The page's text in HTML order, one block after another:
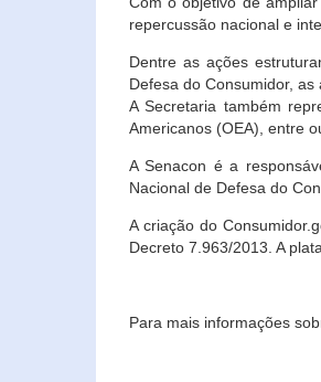
repercussão nacional e
Dentre as ações
Defesa do Consumidor,
A Secretaria também
Americanos (OEA), entre
A Senacon é a
Nacional de Defesa do
A criação do
Decreto 7.963/2013. A
Para mais informações